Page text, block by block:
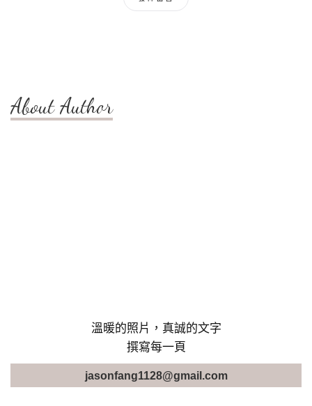
About Author
溫暖的照片，真誠的文字
撰寫每一頁
jasonfang1128@gmail.com